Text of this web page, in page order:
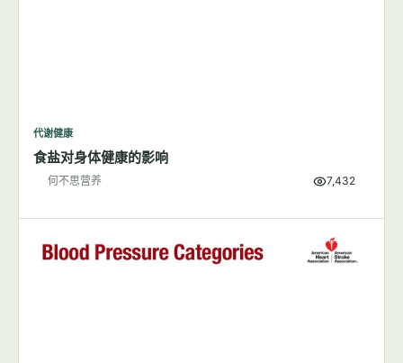
代谢健康
食盐对身体健康的影响
何不思营养 7,432